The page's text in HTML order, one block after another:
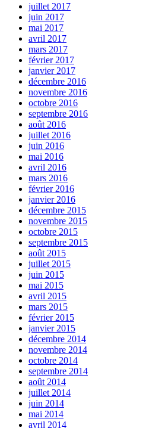
juillet 2017
juin 2017
mai 2017
avril 2017
mars 2017
février 2017
janvier 2017
décembre 2016
novembre 2016
octobre 2016
septembre 2016
août 2016
juillet 2016
juin 2016
mai 2016
avril 2016
mars 2016
février 2016
janvier 2016
décembre 2015
novembre 2015
octobre 2015
septembre 2015
août 2015
juillet 2015
juin 2015
mai 2015
avril 2015
mars 2015
février 2015
janvier 2015
décembre 2014
novembre 2014
octobre 2014
septembre 2014
août 2014
juillet 2014
juin 2014
mai 2014
avril 2014